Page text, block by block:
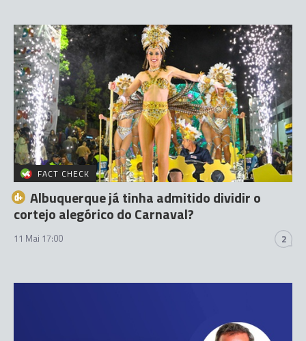
FACT CHECK
Albuquerque já tinha admitido dividir o
cortejo alegórico do Carnaval?
11 Mai 17:00 2